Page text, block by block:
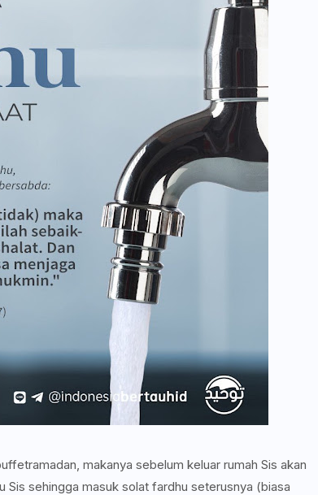
makanya sebelum keluar rumah Sis akan
Sis sehingga masuk solat fardhu seterusnya (biasa